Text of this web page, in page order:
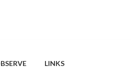
LINKS